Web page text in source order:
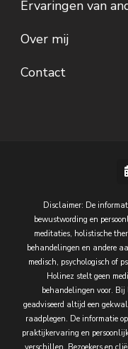
Ervaringen van
Over mij
Contact
Disclaimer: De
bewustwording en
meditaties, holistische
behandelingen en andere
medisch, psychologisch of
Holinez stelt geen
behandelingen voor.
geadviseerd altijd een
raadplegen. De informatie
praktijkervaring en